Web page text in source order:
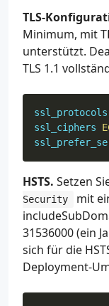
TLS-
Minimum, mit
unterstützt.
TLS 1.1
ssl_protocols
ssl_ciphers
HSTS. Setzen
Security
mit
31536000 (ein
sich für die
Deployment-